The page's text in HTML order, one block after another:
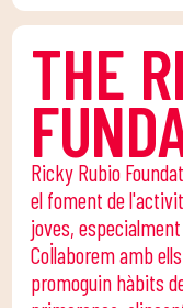
THE
Ricky Rubio
el foment de
joves,
Col·laborem amb
promoguin hàbits